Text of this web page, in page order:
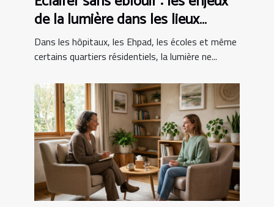
de la lumière dans les lieux
sensibles
Dans les hôpitaux, les Ehpad, les écoles et même
certains quartiers résidentiels, la lumière ne...